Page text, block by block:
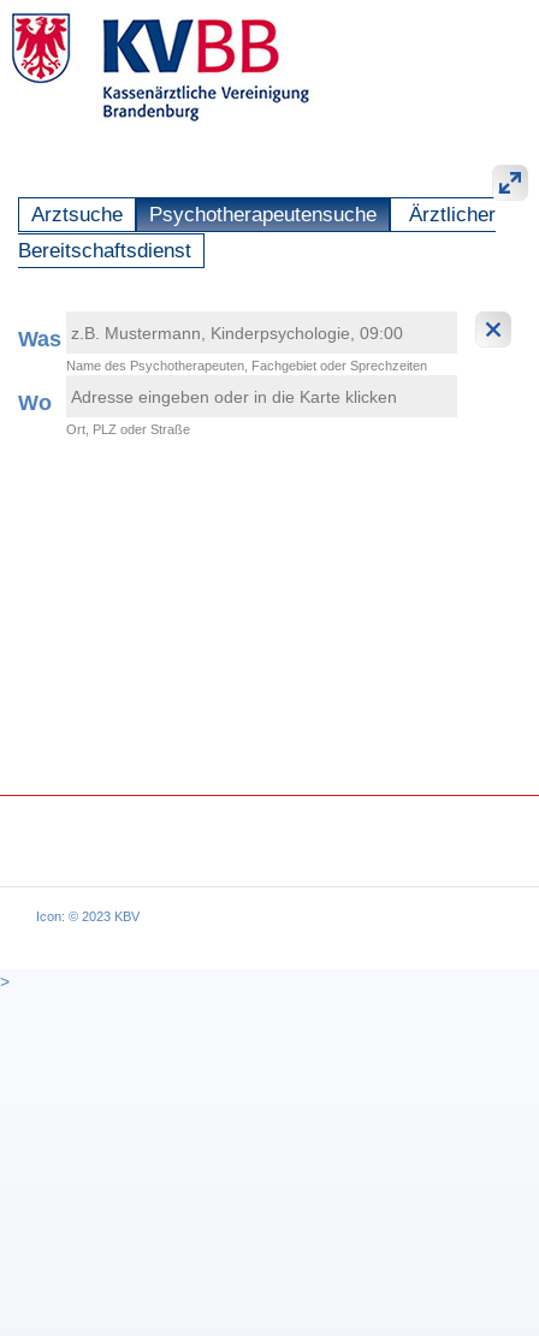
Arztsuche Psychotherapeutensuche
Ärztlicher
Bereitschaftsdienst
Was
Name des Psychotherapeuten, Fachgebiet oder Sprechzeiten
Wo
Ort, PLZ oder Straße
Icon: © 2023 KBV
>